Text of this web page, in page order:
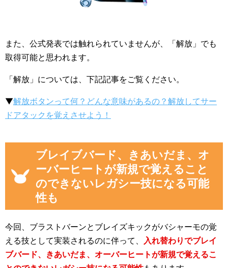
また、公式発表では触れられていませんが、「解放」でも
取得可能と思われます。
「解放」については、下記記事をご覧ください。
▼解放ボタンって何？どんな意味があるの？解放してサー
ドアタックを覚えさせよう！
ブレイブバード、きあいだま、オ
ーバーヒートが新規で覚えること
のできないレガシー技になる可能
性も
今回、ブラストバーンとブレイズキックがバシャーモの覚
える技として実装されるのに伴って、 入れ替わりでブレイ
ブバード、きあいだま、オーバーヒートが新規で覚えるこ